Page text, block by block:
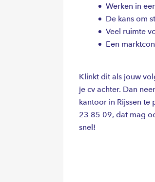
Werken in
De kans om
Veel ruimte
Een
Klinkt dit als jouw
je cv achter. Dan
kantoor in Rijssen
23 85 09, dat mag
snel!